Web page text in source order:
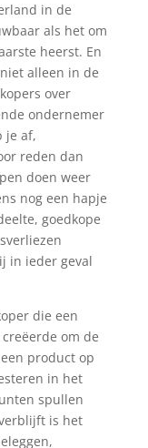
in de
als het om
heerst. En
alleen in de
over
ondernemer
je af,
reden dan
doen weer
nog een hapje
goedkope
in ieder geval
die een
om de
product op
in het
spullen
is het